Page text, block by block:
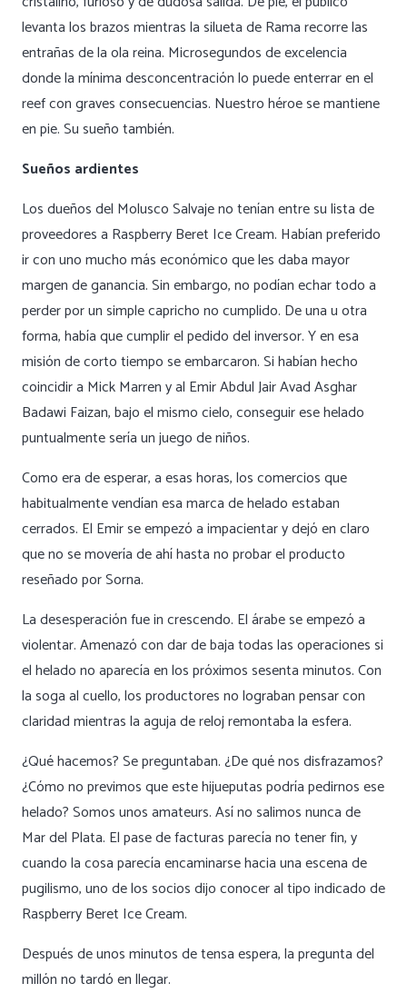
levanta los brazos mientras la silueta de Rama recorre las
entrañas de la ola reina. Microsegundos de excelencia
donde la mínima desconcentración lo puede enterrar en el
reef con graves consecuencias. Nuestro héroe se mantiene
en pie. Su sueño también.
Sueños ardientes
Los dueños del Molusco Salvaje no tenían entre su lista de
proveedores a Raspberry Beret Ice Cream. Habían preferido
ir con uno mucho más económico que les daba mayor
margen de ganancia. Sin embargo, no podían echar todo a
perder por un simple capricho no cumplido. De una u otra
forma, había que cumplir el pedido del inversor. Y en esa
misión de corto tiempo se embarcaron. Si habían hecho
coincidir a Mick Marren y al Emir Abdul Jair Avad Asghar
Badawi Faizan, bajo el mismo cielo, conseguir ese helado
puntualmente sería un juego de niños.
Como era de esperar, a esas horas, los comercios que
habitualmente vendían esa marca de helado estaban
cerrados. El Emir se empezó a impacientar y dejó en claro
que no se movería de ahí hasta no probar el producto
reseñado por Sorna.
La desesperación fue in crescendo. El árabe se empezó a
violentar. Amenazó con dar de baja todas las operaciones si
el helado no aparecía en los próximos sesenta minutos. Con
la soga al cuello, los productores no lograban pensar con
claridad mientras la aguja de reloj remontaba la esfera.
¿Qué hacemos? Se preguntaban. ¿De qué nos disfrazamos?
¿Cómo no previmos que este hijueputas podría pedirnos ese
helado? Somos unos amateurs. Así no salimos nunca de
Mar del Plata. El pase de facturas parecía no tener fin, y
cuando la cosa parecía encaminarse hacia una escena de
pugilismo, uno de los socios dijo conocer al tipo indicado de
Raspberry Beret Ice Cream.
Después de unos minutos de tensa espera, la pregunta del
millón no tardó en llegar.